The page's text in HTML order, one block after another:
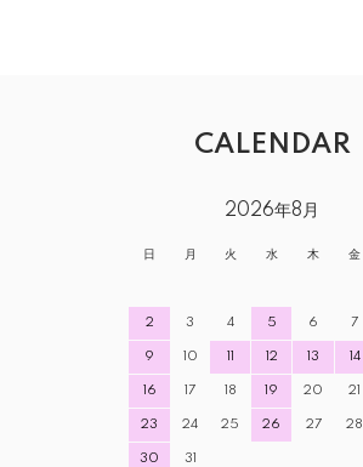
CALENDAR
2026年8月
日 月 火 水 木 金
2 3 4 5 6 7
9 10 11 12 13 14
16 17 18 19 20 21
23 24 25 26 27 28
30 31